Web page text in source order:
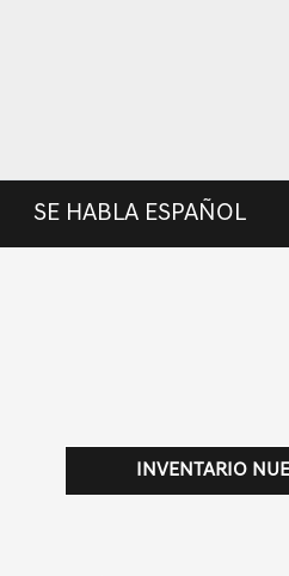
SE HABLA ESPAÑOL
INVENTARIO